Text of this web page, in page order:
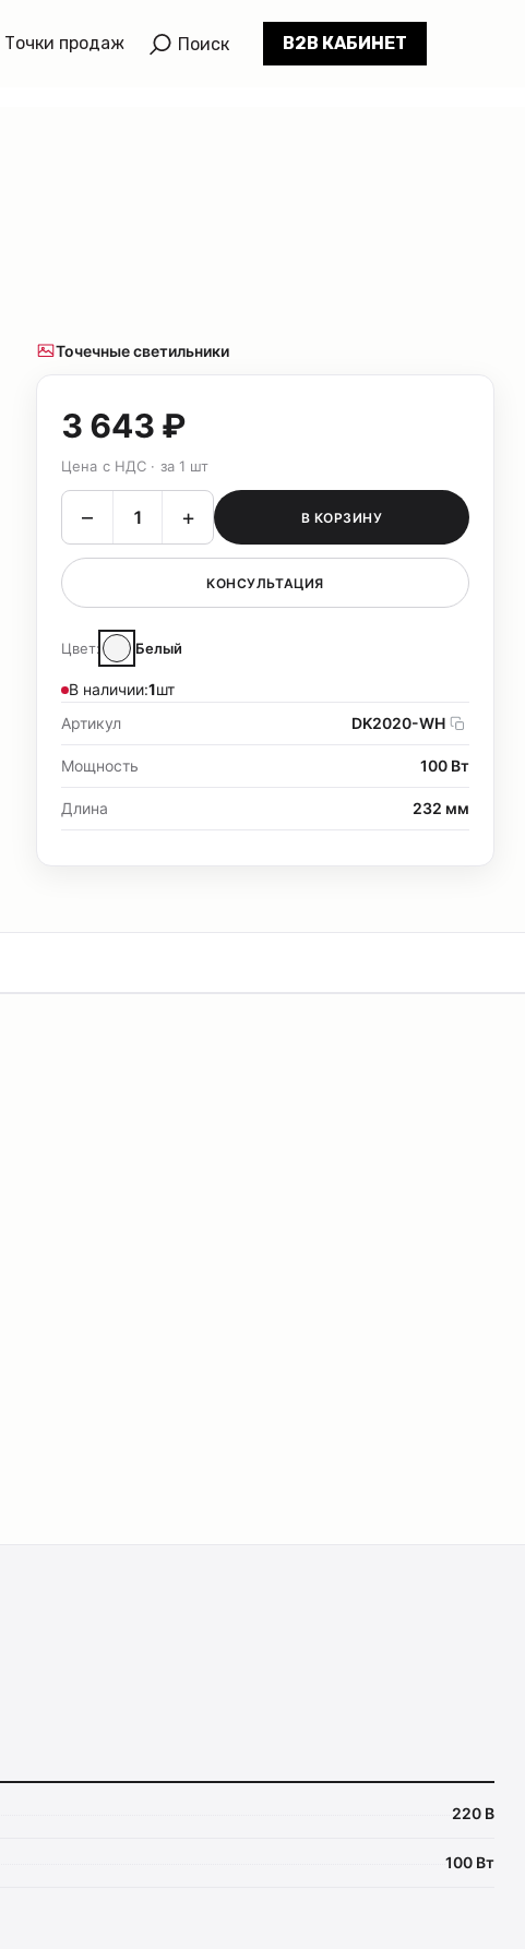
Поиск B2B КАБИНЕТ
Точки продаж
Точечные светильники
3 643 ₽
Цена с НДС · за 1 шт
– + В КОРЗИНУ
КОНСУЛЬТАЦИЯ
Цвет: Белый
В наличии:1шт
Артикул
DK2020-WH
Мощность 100 Вт
Длина 232 мм
220 В
100 Вт